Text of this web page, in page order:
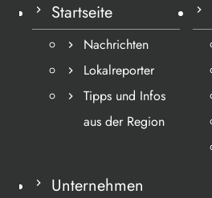
Startseite
Nachrichten
Lokalreporter
Tipps und Infos
aus der Region
Unternehmen